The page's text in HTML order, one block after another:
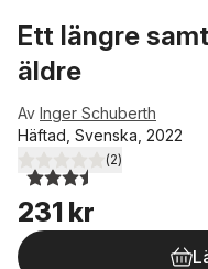
Ett längre
äldre
Av Inger Schuberth
Häftad, Svenska, 2022
3,5utav 5 stjärnor. Totalt
(2)
231 kr